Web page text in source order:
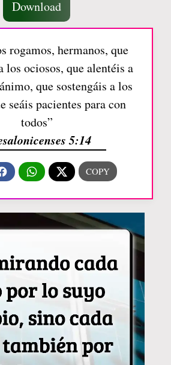
Download
rogamos, hermanos, que
los ociosos, que alentéis a
que sostengáis a los
seáis pacientes para con
todos”
5:14